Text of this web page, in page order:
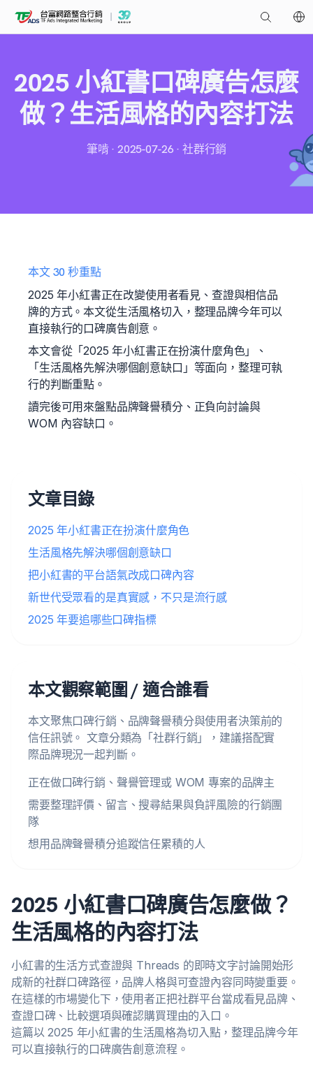
2025 小紅書口碑廣告怎麼
做？生活風格的內容打法
筆啃 · 2025-07-26 · 社群行銷
本文 30 秒重點
2025 年小紅書正在改變使用者看見、查證與相信品
牌的方式。本文從生活風格切入，整理品牌今年可以
直接執行的口碑廣告創意。
本文會從「2025 年小紅書正在扮演什麼角色」、
「生活風格先解決哪個創意缺口」等面向，整理可執
行的判斷重點。
讀完後可用來盤點品牌聲譽積分、正負向討論與
WOM 內容缺口。
文章目錄
2025 年小紅書正在扮演什麼角色
生活風格先解決哪個創意缺口
把小紅書的平台語氣改成口碑內容
新世代受眾看的是真實感，不只是流行感
2025 年要追哪些口碑指標
本文觀察範圍 / 適合誰看
本文聚焦口碑行銷、品牌聲譽積分與使用者決策前的
信任訊號。 文章分類為「社群行銷」，建議搭配實
際品牌現況一起判斷。
正在做口碑行銷、聲譽管理或 WOM 專案的品牌主
需要整理評價、留言、搜尋結果與負評風險的行銷團
隊
想用品牌聲譽積分追蹤信任累積的人
2025 小紅書口碑廣告怎麼做？
生活風格的內容打法
小紅書的生活方式查證與 Threads 的即時文字討論開始形
成新的社群口碑路徑，品牌人格與可查證內容同時變重要。
在這樣的市場變化下，使用者正把社群平台當成看見品牌、
查證口碑、比較選項與確認購買理由的入口。
這篇以 2025 年小紅書的生活風格為切入點，整理品牌今年
可以直接執行的口碑廣告創意流程。